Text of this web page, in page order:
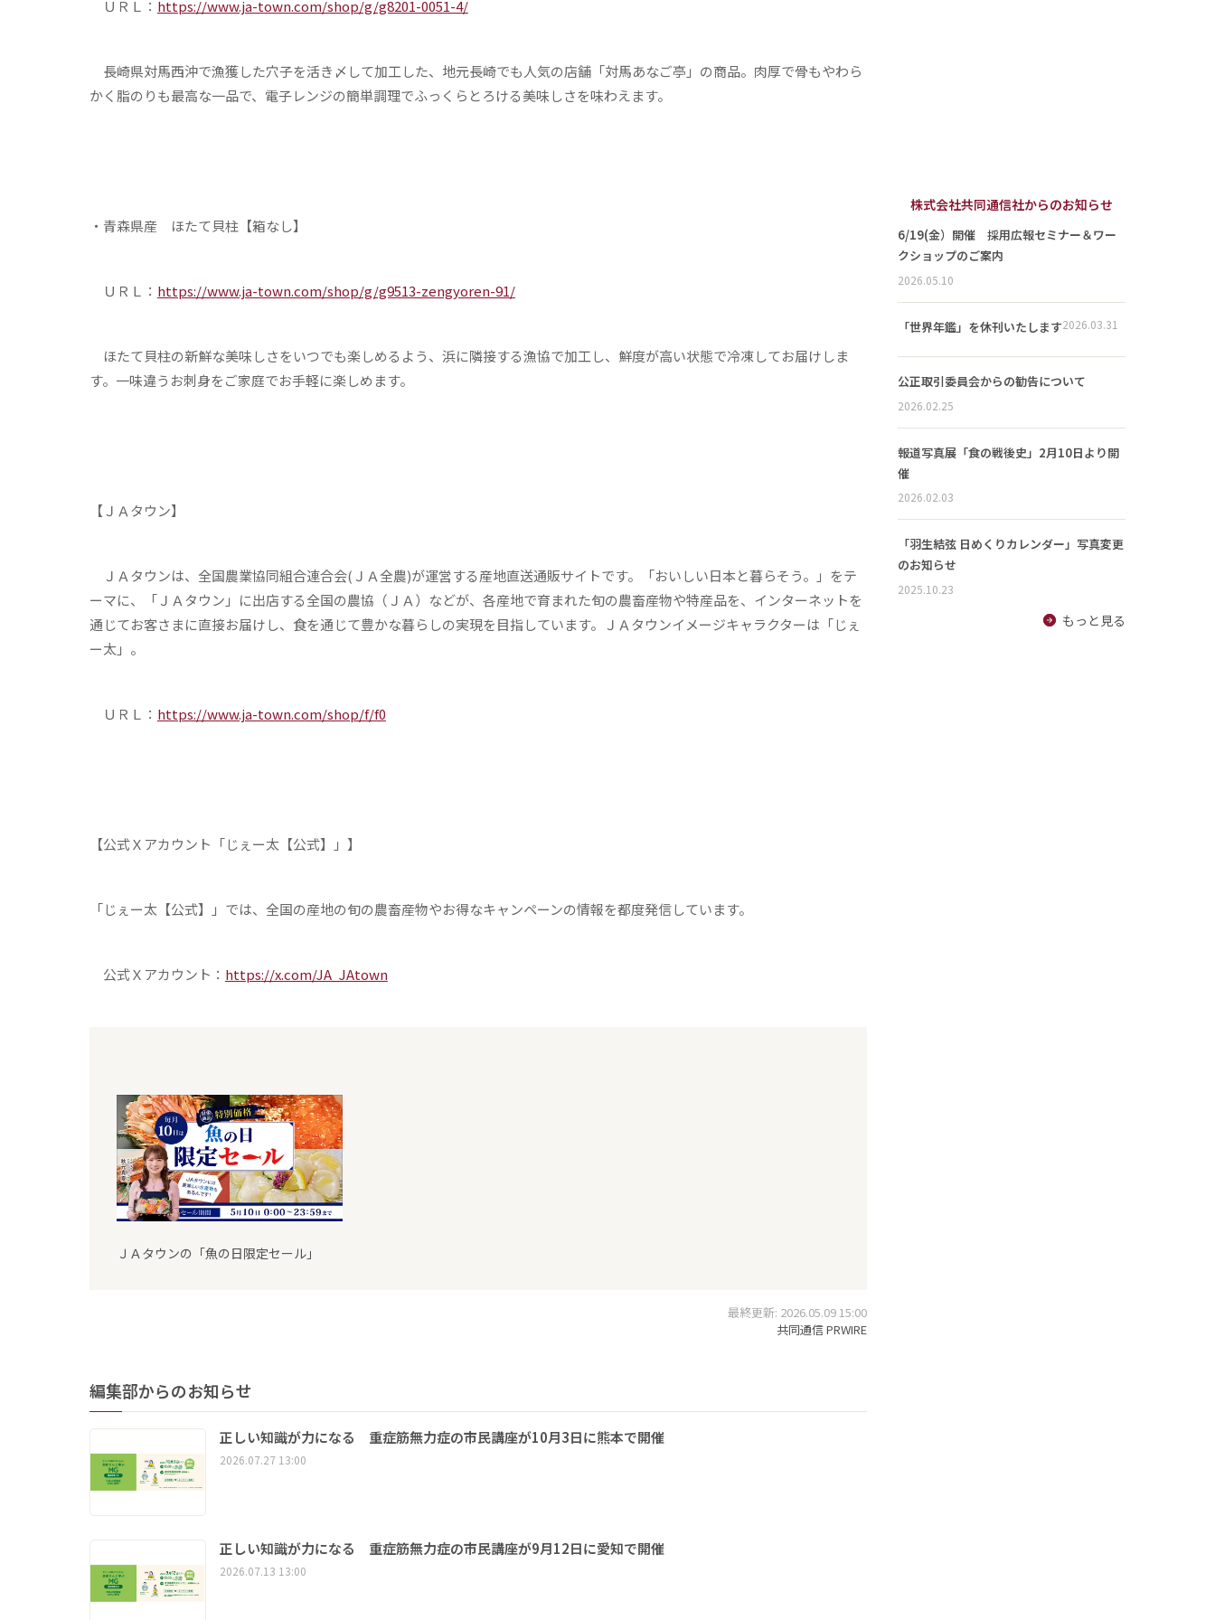
ＵＲＬ： https://www.ja-town.com/shop/g/g8201-0051-4/
長崎県対馬西沖で漁獲した穴子を活き〆して加工した、地元長崎でも人気の店舗「対馬あなご亭」の商品。肉厚で骨もやわら
かく脂のりも最高な一品で、電子レンジの簡単調理でふっくらとろける美味しさを味わえます。
・青森県産 ほたて貝柱【箱なし】
ＵＲＬ： https://www.ja-town.com/shop/g/g9513-zengyoren-91/
ほたて貝柱の新鮮な美味しさをいつでも楽しめるよう、浜に隣接する漁協で加工し、鮮度が高い状態で冷凍してお届けしま
す。一味違うお刺身をご家庭でお手軽に楽しめます。
【ＪＡタウン】
ＪＡタウンは、全国農業協同組合連合会(ＪＡ全農)が運営する産地直送通販サイトです。「おいしい日本と暮らそう。」をテ
ーマに、「ＪＡタウン」に出店する全国の農協（ＪＡ）などが、各産地で育まれた旬の農畜産物や特産品を、インターネットを
通じてお客さまに直接お届けし、食を通じて豊かな暮らしの実現を目指しています。ＪＡタウンイメージキャラクターは「じぇ
ー太」。
ＵＲＬ： https://www.ja-town.com/shop/f/f0
【公式Ｘアカウント「じぇー太【公式】」】
「じぇー太【公式】」では、全国の産地の旬の農畜産物やお得なキャンペーンの情報を都度発信しています。
公式Ｘアカウント： https://x.com/JA_JAtown
ＪＡタウンの「魚の日限定セール」
最終更新: 2026.05.09 15:00
共同通信 PRWIRE
編集部からのお知らせ
正しい知識が力になる 重症筋無力症の市民講座が10月3日に熊本で開催
2026.07.27 13:00
正しい知識が力になる 重症筋無力症の市民講座が9月12日に愛知で開催
2026.07.13 13:00
株式会社共同通信社からのお知らせ
6/19(金）開催 採用広報セミナー＆ワー
クショップのご案内
2026.05.10
「世界年鑑」を休刊いたします2026.03.31
公正取引委員会からの勧告について
2026.02.25
報道写真展「食の戦後史」2月10日より開
催
2026.02.03
「羽生結弦 日めくりカレンダー」写真変更
のお知らせ
2025.10.23
もっと見る